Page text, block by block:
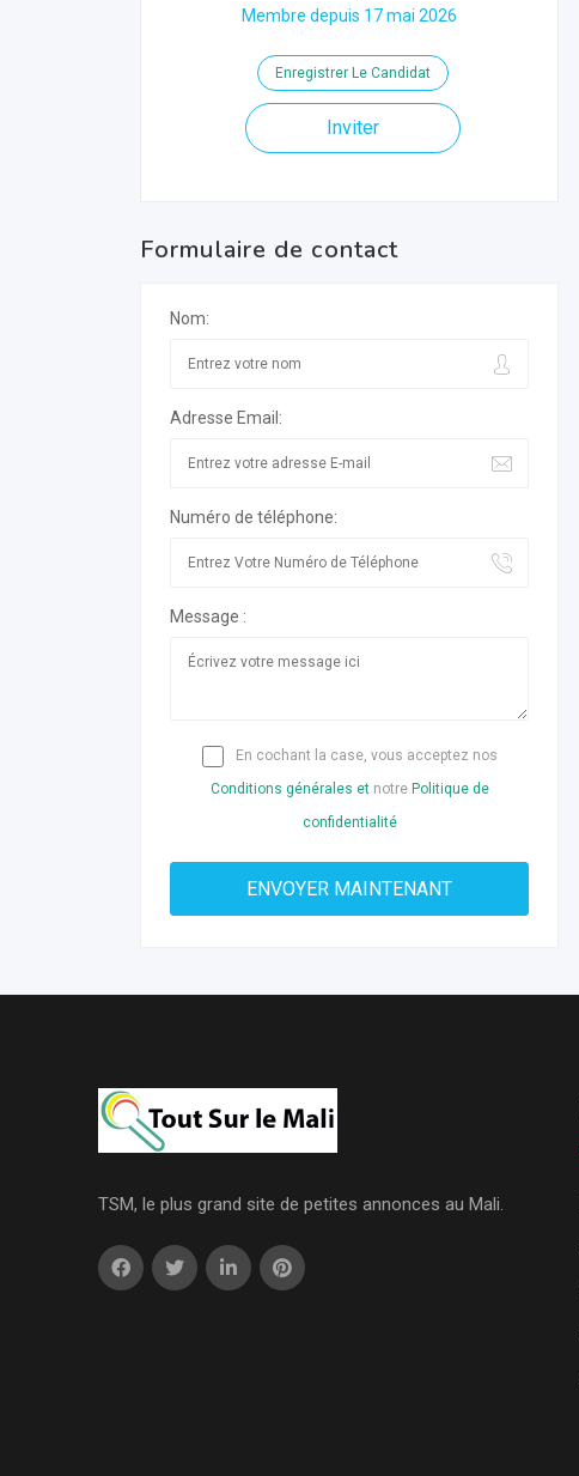
Membre depuis 17 mai 2026
Enregistrer Le Candidat
Inviter
Formulaire de contact
Nom:
Adresse Email:
Numéro de téléphone:
Message :
En cochant la case, vous acceptez nos
Conditions générales etnotre Politique de
confidentialité
TSM, le plus grand site de petites annonces au Mali.